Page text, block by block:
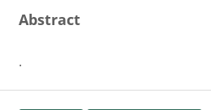
Abstract
.